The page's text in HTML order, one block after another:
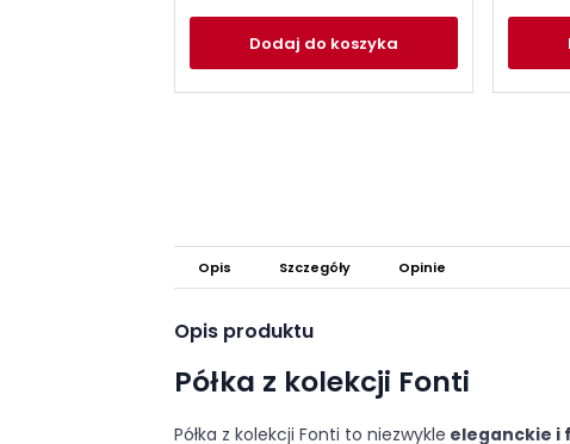
Dodaj do koszyka
Opis Szczegóły Opinie
Opis produktu
Półka z kolekcji Fonti
Półka z kolekcji Fonti to niezwykle eleganckie i